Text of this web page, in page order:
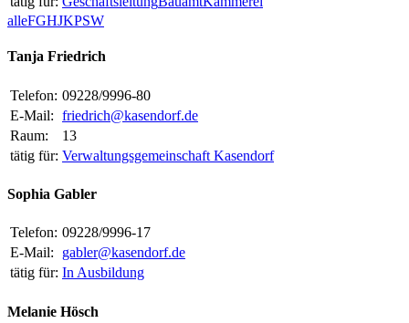
alleFGHJKPSW
Tanja Friedrich
Telefon: 09228/9996-80
E-Mail: friedrich@kasendorf.de
Raum:
13
tätig für: Verwaltungsgemeinschaft Kasendorf
Sophia Gabler
Telefon: 09228/9996-17
E-Mail:
gabler@kasendorf.de
tätig für: In Ausbildung
Melanie Hösch